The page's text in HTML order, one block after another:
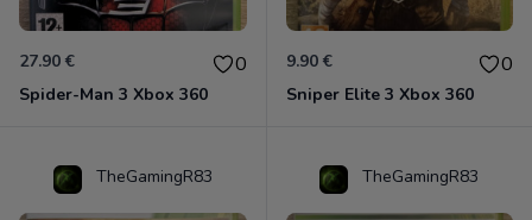
27.90 € 0
Spider-Man 3 Xbox 360
9.90 € 0
Sniper Elite 3 Xbox 360
TheGamingR83 TheGamingR83